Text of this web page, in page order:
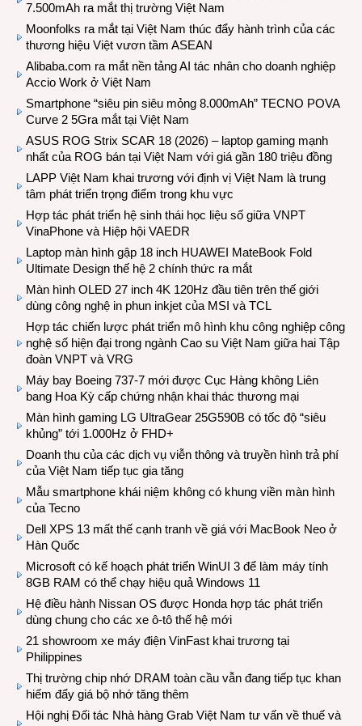
7.500mAh ra mắt thị trường Việt Nam
Moonfolks ra mắt tại Việt Nam thúc đẩy hành trình của các
thương hiệu Việt vươn tầm ASEAN
Alibaba.com ra mắt nền tảng AI tác nhân cho doanh nghiệp
Accio Work ở Việt Nam
Smartphone “siêu pin siêu mỏng 8.000mAh” TECNO POVA
Curve 2 5Gra mắt tại Việt Nam
ASUS ROG Strix SCAR 18 (2026) – laptop gaming mạnh
nhất của ROG bán tại Việt Nam với giá gần 180 triệu đồng
LAPP Việt Nam khai trương với định vị Việt Nam là trung
tâm phát triển trọng điểm trong khu vực
Hợp tác phát triển hệ sinh thái học liệu số giữa VNPT
VinaPhone và Hiệp hội VAEDR
Laptop màn hình gập 18 inch HUAWEI MateBook Fold
Ultimate Design thế hệ 2 chính thức ra mắt
Màn hình OLED 27 inch 4K 120Hz đầu tiên trên thế giới
dùng công nghệ in phun inkjet của MSI và TCL
Hợp tác chiến lược phát triển mô hình khu công nghiệp công
nghệ số hiện đại trong ngành Cao su Việt Nam giữa hai Tập
đoàn VNPT và VRG
Máy bay Boeing 737-7 mới được Cục Hàng không Liên
bang Hoa Kỳ cấp chứng nhận khai thác thương mại
Màn hình gaming LG UltraGear 25G590B có tốc độ “siêu
khủng” tới 1.000Hz ở FHD+
Doanh thu của các dịch vụ viễn thông và truyền hình trả phí
của Việt Nam tiếp tục gia tăng
Mẫu smartphone khái niệm không có khung viền màn hình
của Tecno
Dell XPS 13 mất thế cạnh tranh về giá với MacBook Neo ở
Hàn Quốc
Microsoft có kế hoạch phát triển WinUI 3 để làm máy tính
8GB RAM có thể chạy hiệu quả Windows 11
Hệ điều hành Nissan OS được Honda hợp tác phát triển
dùng chung cho các xe ô-tô thế hệ mới
21 showroom xe máy điện VinFast khai trương tại
Philippines
Thị trường chip nhớ DRAM toàn cầu vẫn đang tiếp tục khan
hiếm đẩy giá bộ nhớ tăng thêm
Hội nghị Đối tác Nhà hàng Grab Việt Nam tư vấn về thuế và